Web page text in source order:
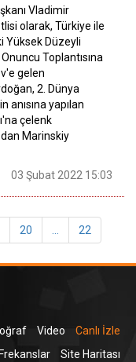
Vladimir
olarak, Türkiye ile
Yüksek Düzeyli
Toplantısına
gelen
2. Dünya
anısına yapılan
çelenk
Marinskiy
03 Şubat 2022 15:03
20 22
Video
Canlı İzle
Site Haritası